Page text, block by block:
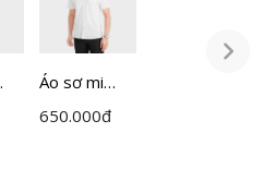
Áo sơ mi
ngắn tay
650.000đ